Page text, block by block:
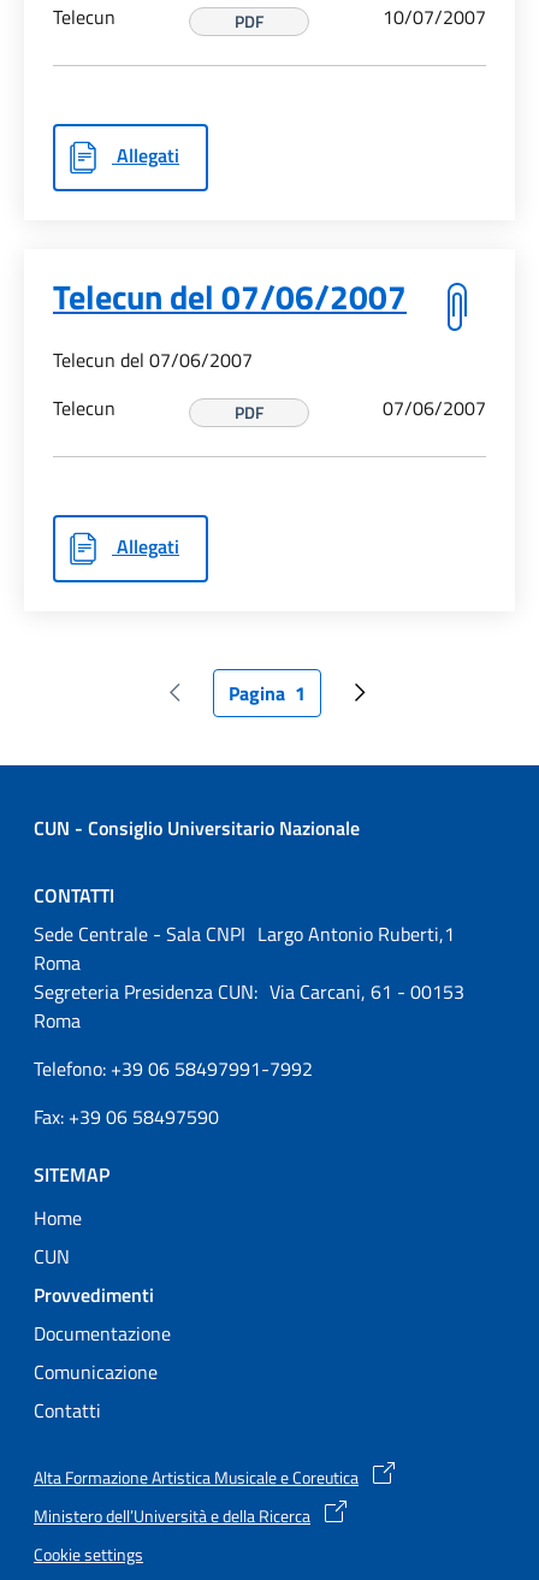
Telecun
PDF 10/07/2007
Allegati
Telecun del 07/06/2007
Telecun del 07/06/2007
Telecun
PDF 07/06/2007
Allegati
Pagina precedente
Pagina attuale
Pagina 1 Pagina successiva
CUN - Consiglio Universitario Nazionale
CONTATTI
Sede Centrale - Sala CNPI Largo Antonio Ruberti,1
Roma
Segreteria Presidenza CUN: Via Carcani, 61 - 00153
Roma
Telefono: +39 06 58497991-7992
Fax: +39 06 58497590
SITEMAP
Home
CUN
Provvedimenti
Documentazione
Comunicazione
Contatti
Alta Formazione Artistica Musicale e Coreutica
Ministero dell’Università e della Ricerca
Cookie settings